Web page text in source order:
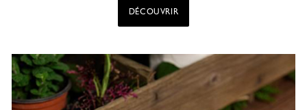
DÉCOUVRIR